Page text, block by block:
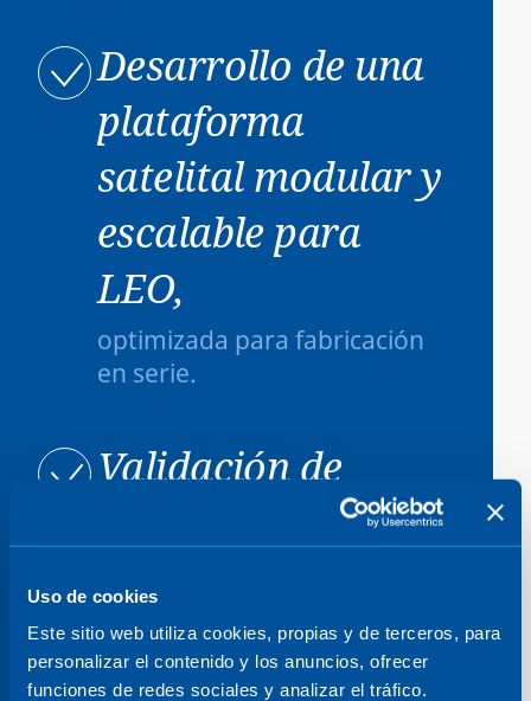
Uso de cookies
Este sitio web utiliza cookies, propias y de terceros, para
personalizar el contenido y los anuncios, ofrecer
funciones de redes sociales y analizar el tráfico.
Desarrollo de una
plataforma
satelital modular y
escalable para
LEO,
optimizada para fabricación
en serie.
Validación de
tecnologías críticas
mediante la
constelación
demostradora